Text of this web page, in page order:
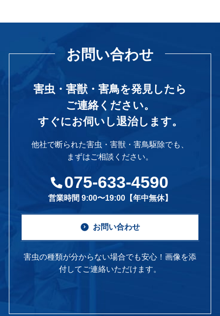
お問い合わせ
害虫・害獣・害鳥を発見したら
ご連絡ください。
すぐにお伺いし退治します。
他社で断られた害虫・害獣・害鳥駆除でも、
まずはご相談ください。
075-633-4590
営業時間 9:00〜19:00【年中無休】
お問い合わせ
害虫の種類が分からない場合でも安心！画像を添
付してご連絡いただけます。